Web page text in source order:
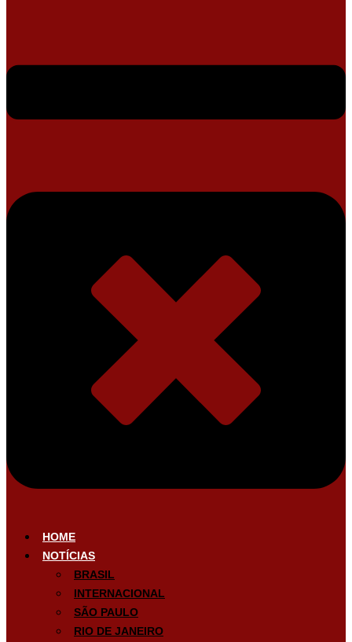
HOME
NOTÍCIAS
BRASIL
INTERNACIONAL
SÃO PAULO
RIO DE JANEIRO